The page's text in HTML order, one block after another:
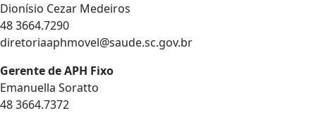
Dionísio Cezar Medeiros
48 3664.7290
diretoriaaphmovel@saude.sc.gov.br
Gerente de APH Fixo
Emanuella Soratto
48 3664.7372